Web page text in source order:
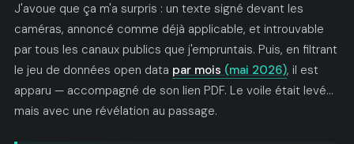
J'avoue que ça m'a surpris : un texte signé devant les
caméras, annoncé comme déjà applicable, et introuvable
par tous les canaux publics que j'empruntais. Puis, en filtrant
le jeu de données open data par mois (mai 2026), il est
apparu — accompagné de son lien PDF. Le voile était levé…
mais avec une révélation au passage.